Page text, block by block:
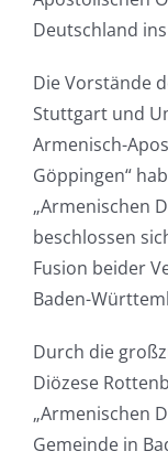
Deutschland
Die Vorstände
Stuttgart und
Armenisch-
Göppingen“
„Armenischen
beschlossen
Fusion beider
Baden-
Durch die
Diözese
„Armenischen
Gemeinde in